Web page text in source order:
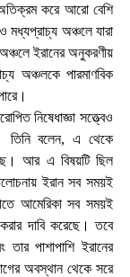
করে আরো বেশি
মধ্যপ্রাচ্য অঞ্চলে যারা
ইরানের অনুকরণীয়
অঞ্চলকে পারমাণবিক
নিষেধাজ্ঞা সত্ত্বেও
তিনি বলেন, এ থেকে
আর এ বিষয়টি ছিল
ইরান সব সময়ই
আমেরিকা সব সময়ই
দাবি করেছে। তবে
তার পাশাপাশি ইরানের
অবস্থান থেকে সরে